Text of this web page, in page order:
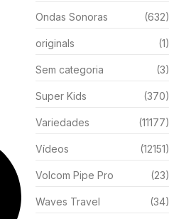
Ondas Sonoras (632)
originals (1)
Sem categoria (3)
Super Kids (370)
Variedades (11177)
Vídeos (12151)
Volcom Pipe Pro (23)
Waves Travel (34)